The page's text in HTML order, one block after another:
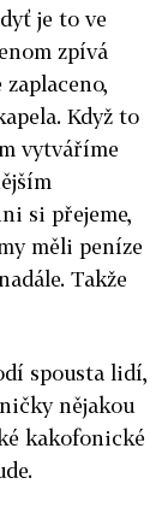
je to ve
zpívá
Když to
vytváříme
si přejeme,
měli peníze
Takže
spousta lidí,
nějakou
kakofonické